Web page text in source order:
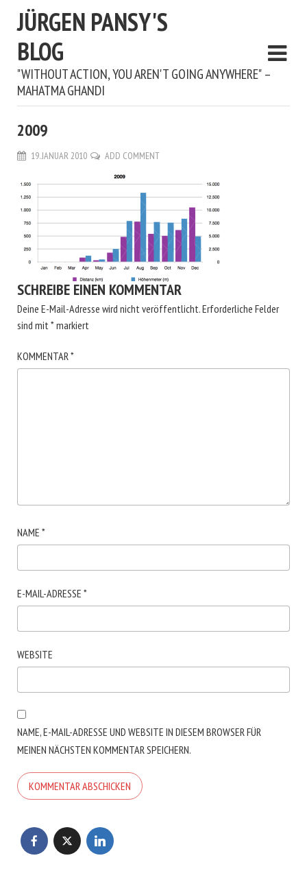
JÜRGEN PANSY'S
BLOG
"WITHOUT ACTION, YOU AREN'T GOING ANYWHERE" –
MAHATMA GHANDI
2009
19. JANUAR 2010 ADD COMMENT
SCHREIBE EINEN KOMMENTAR
Deine E-Mail-Adresse wird nicht veröffentlicht.Erforderliche Felder
sind mit*markiert
KOMMENTAR*
NAME *
E-MAIL-ADRESSE *
WEBSITE
NAME, E-MAIL-ADRESSE UND WEBSITE IN DIESEM BROWSER FÜR
MEINEN NÄCHSTEN KOMMENTAR SPEICHERN.